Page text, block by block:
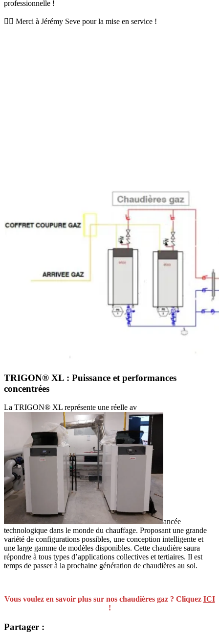
professionnelle !
🦸‍♂️ Merci à Jérémy Seve pour la mise en service !
TRIGON® XL : Puissance et performances
concentrées
La TRIGON® XL représente une réelle av
ancée
technologique dans le monde du chauffage. Proposant une grande
variété de configurations possibles, une conception intelligente et
une large gamme de modèles disponibles. Cette chaudière saura
répondre à tous types d’applications collectives et tertiaires. Il est
temps de passer à la prochaine génération de chaudières au sol.
Vous voulez en savoir plus sur nos chaudières gaz ? Cliquez ICI
!
Partager :